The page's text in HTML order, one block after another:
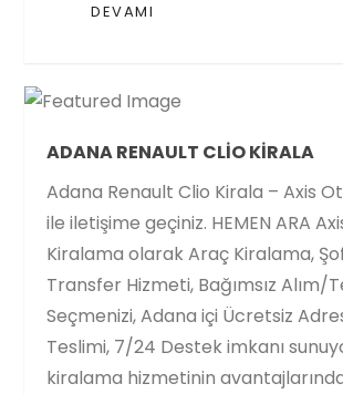
DEVAMI
ADANA RENAULT CLIO KIRALA
Adana Renault Clio Kirala – Axis
ile iletişime geçiniz. HEMEN ARA
Kiralama olarak Araç Kiralama,
Transfer Hizmeti, Bağımsız Alım/
Seçmenizi, Adana içi Ücretsiz
Teslimi, 7/24 Destek imkanı
kiralama hizmetinin